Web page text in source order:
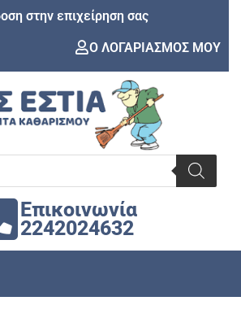
στην επιχείρηση σας
Ο ΛΟΓΑΡΙΑΣΜΟΣ ΜΟΥ
Επικοινωνία
2242024632